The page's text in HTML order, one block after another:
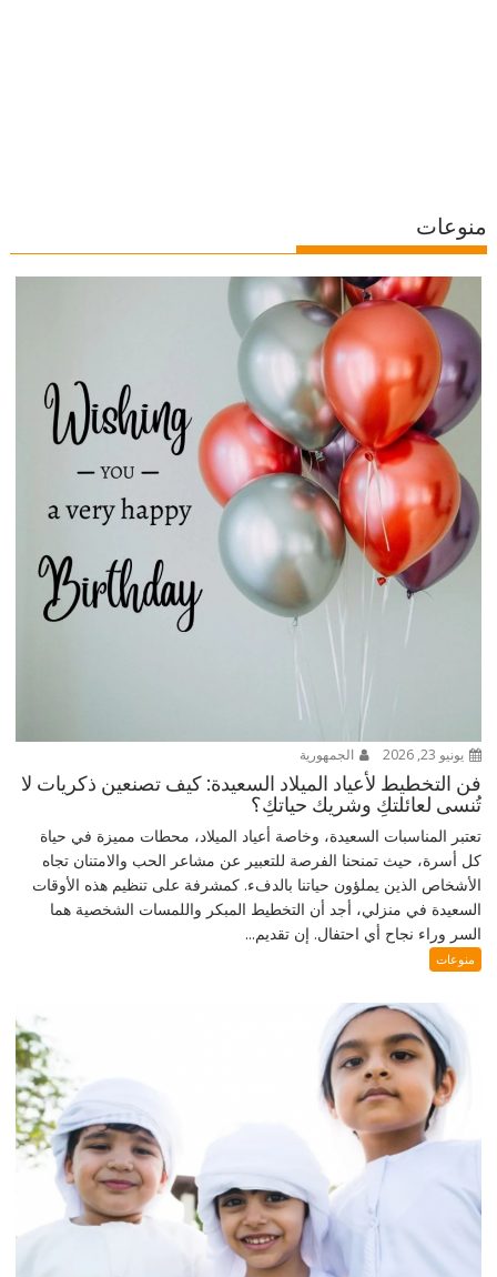
منوعات
يونيو 23, 2026 الجمهورية
فن التخطيط لأعياد الميلاد السعيدة: كيف تصنعين ذكريات لا
تُنسى لعائلتكِ وشريك حياتكِ؟
تعتبر المناسبات السعيدة، وخاصة أعياد الميلاد، محطات مميزة في حياة
كل أسرة، حيث تمنحنا الفرصة للتعبير عن مشاعر الحب والامتنان تجاه
الأشخاص الذين يملؤون حياتنا بالدفء. كمشرفة على تنظيم هذه الأوقات
السعيدة في منزلي، أجد أن التخطيط المبكر واللمسات الشخصية هما
السر وراء نجاح أي احتفال. إن تقديم...
منوعات